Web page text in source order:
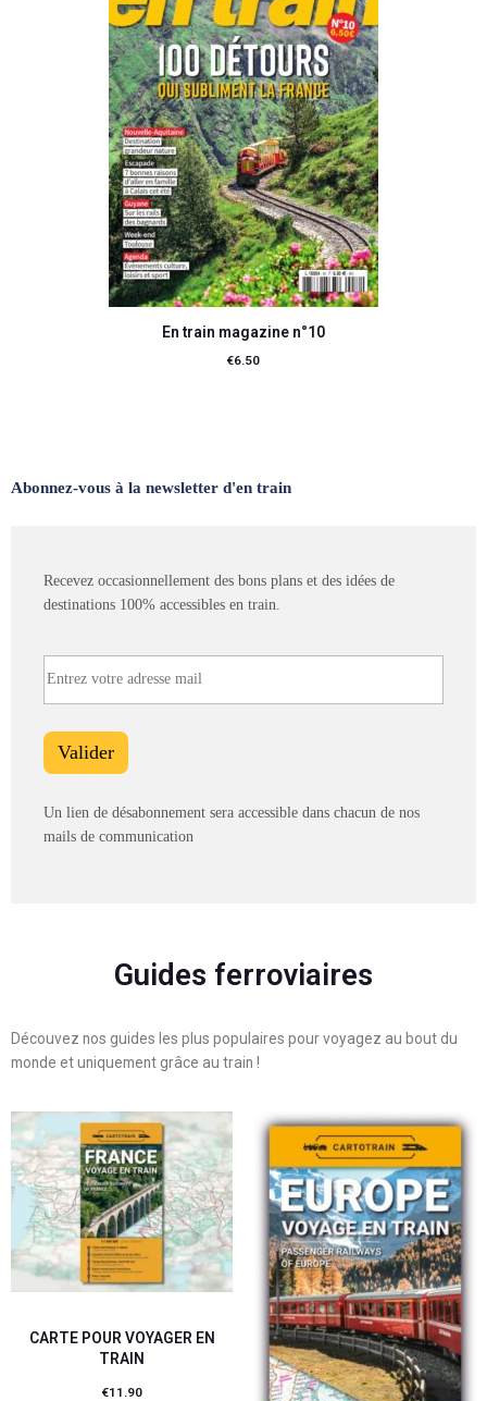
En train magazine n°10
€6.50
Abonnez-vous à la newsletter d'en train
Recevez occasionnellement des bons plans et des idées de
destinations 100% accessibles en train.
Un lien de désabonnement sera accessible dans chacun de nos
mails de communication
Guides ferroviaires
Découvez nos guides les plus populaires pour voyagez au bout du
monde et uniquement grâce au train !
CARTE POUR VOYAGER EN
TRAIN
€11.90